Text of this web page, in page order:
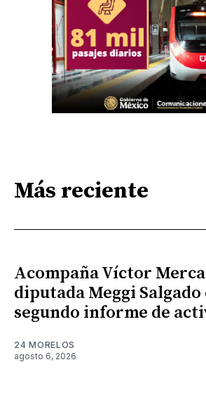
Más reciente
Acompaña Víctor
diputada Meggi Salgado
segundo informe de
24 MORELOS
agosto 6, 2026